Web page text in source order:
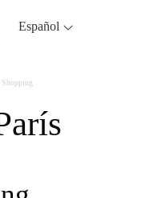
Español
Shopping